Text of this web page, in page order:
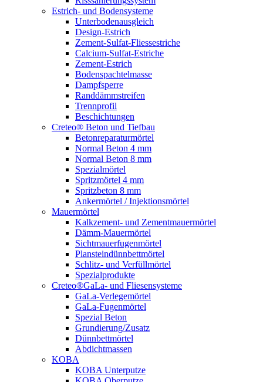
Estrich- und Bodensysteme
Unterbodenausgleich
Design-Estrich
Zement-Sulfat-Fliessestriche
Calcium-Sulfat-Estriche
Zement-Estrich
Bodenspachtelmasse
Dampfsperre
Randdämmstreifen
Trennprofil
Beschichtungen
Creteo® Beton und Tiefbau
Betonreparaturmörtel
Normal Beton 4 mm
Normal Beton 8 mm
Spezialmörtel
Spritzmörtel 4 mm
Spritzbeton 8 mm
Ankermörtel / Injektionsmörtel
Mauermörtel
Kalkzement- und Zementmauermörtel
Dämm-Mauermörtel
Sichtmauerfugenmörtel
Plansteindünnbettmörtel
Schlitz- und Verfüllmörtel
Spezialprodukte
Creteo®GaLa- und Fliesensysteme
GaLa-Verlegemörtel
GaLa-Fugenmörtel
Spezial Beton
Grundierung/Zusatz
Dünnbettmörtel
Abdichtmassen
KOBA
KOBA Unterputze